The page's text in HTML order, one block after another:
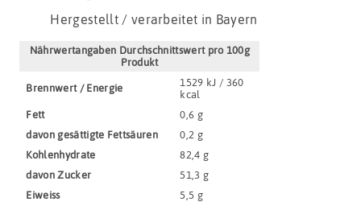
Hergestellt / verarbeitet in Bayern
Nährwertangaben Durchschnittswert pro 100g
Produkt
Brennwert / Energie
1529 kJ / 360
kcal
Fett
0,6 g
davon gesättigte Fettsäuren
0,2 g
Kohlenhydrate
82,4 g
davon Zucker
51,3 g
Eiweiss
5,5 g